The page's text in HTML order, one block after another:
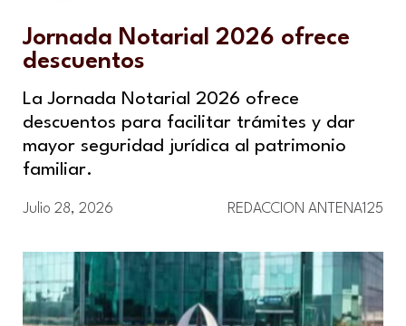
Jornada Notarial 2026 ofrece
descuentos
La Jornada Notarial 2026 ofrece
descuentos para facilitar trámites y dar
mayor seguridad jurídica al patrimonio
familiar.
Julio 28, 2026 REDACCION ANTENA125